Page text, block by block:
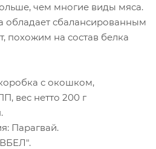
чем многие виды мяса.
обладает сбалансированным
похожим на состав белка
с окошком,
вес нетто 200 г
Парагвай.